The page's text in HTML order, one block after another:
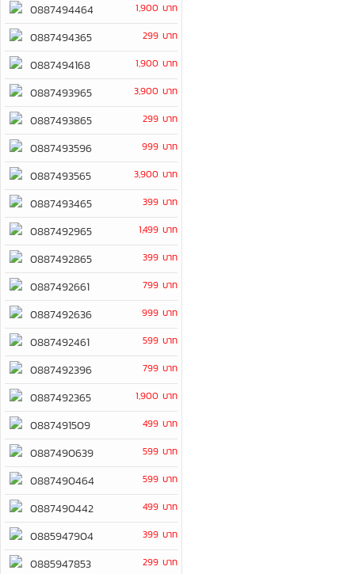
0887494464 1,900 บาท
0887494365 299 บาท
0887494168 1,900 บาท
0887493965 3,900 บาท
0887493865 299 บาท
0887493596 999 บาท
0887493565 3,900 บาท
0887493465 399 บาท
0887492965 1,499 บาท
0887492865 399 บาท
0887492661 799 บาท
0887492636 999 บาท
0887492461 599 บาท
0887492396 799 บาท
0887492365 1,900 บาท
0887491509 499 บาท
0887490639 599 บาท
0887490464 599 บาท
0887490442 499 บาท
0885947904 399 บาท
0885947853 299 บาท